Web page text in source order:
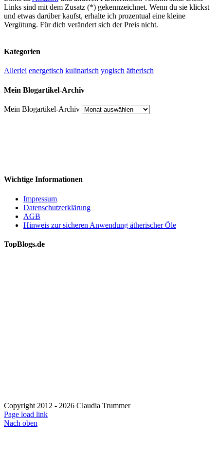
Links sind mit dem Zusatz (*) gekennzeichnet. Wenn du sie klickst
und etwas darüber kaufst, erhalte ich prozentual eine kleine
Vergütung. Für dich verändert sich der Preis nicht.
Kategorien
Allerlei energetisch kulinarisch yogisch ätherisch
Mein Blogartikel-Archiv
Mein Blogartikel-Archiv
Wichtige Informationen
Impressum
Datenschutzerklärung
AGB
Hinweis zur sicheren Anwendung ätherischer Öle
TopBlogs.de
Copyright 2012 - 2026 Claudia Trummer
Page load link
Nach oben